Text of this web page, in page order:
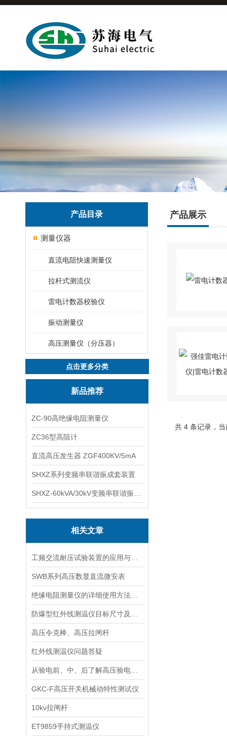
产品目录
测量仪器
直流电阻快速测量仪
拉杆式测流仪
雷电计数器校验仪
振动测量仪
高压测量仪（分压器）
点击更多分类
新品推荐
ZC-90高绝缘电阻测量仪
ZC36型高阻计
直流高压发生器 ZGF400KV/5mA
SHXZ系列变频串联谐振成套装置
相关文章
SWB系列高压数显直流微安表
高压令克棒、高压拉闸杆
红外线测温仪问题答疑
GKC-F高压开关机械动特性测试仪
10kv拉闸杆
ET9859手持式测温仪
产品展示
共 4 条记录，